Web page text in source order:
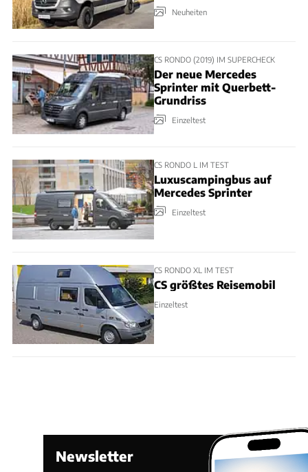
Neuheiten
CS RONDO (2019) IM SUPERCHECK
Der neue Mercedes
Sprinter mit Querbett-
Grundriss
Einzeltest
CS RONDO L IM TEST
Luxuscampingbus auf
Mercedes Sprinter
Einzeltest
CS RONDO XL IM TEST
CS größtes Reisemobil
Einzeltest
Newsletter